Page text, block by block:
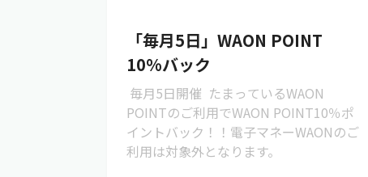
「毎月5日」WAON POINT
10%バック
毎月5日開催 たまっているWAON
POINTのご利用でWAON POINT10％ポ
イントバック！！電子マネーWAONのご
利用は対象外となります。